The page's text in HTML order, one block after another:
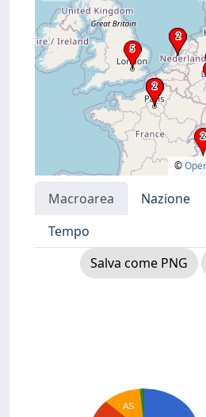
©
Macroarea Nazione
Tempo
Salva come PNG
AS